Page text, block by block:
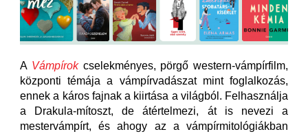
A Vámpírok cselekményes, pörgő western-vámpírfilm,
központi témája a vámpírvadászat mint foglalkozás,
ennek a káros fajnak a kiirtása a világból. Felhasználja
a Drakula-mítoszt, de átértelmezi, át is nevezi a
mestervámpírt, és ahogy az a vámpírmitológiákban